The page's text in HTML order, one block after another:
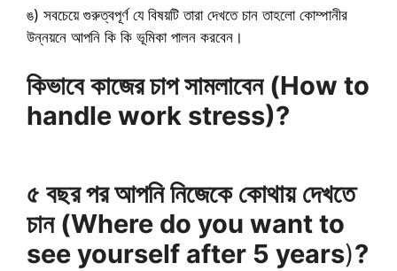
ঙ) সবচেয়ে গুরুত্বপূর্ণ যে বিষয়টি তারা দেখতে চান তাহলো কোম্পানীর
উন্নয়নে আপনি কি কি ভূমিকা পালন করবেন।
কিভাবে কাজের চাপ সামলাবেন (How to
handle work stress)?
৫ বছর পর আপনি নিজেকে কোথায় দেখতে
চান (Where do you want to
see yourself after 5 years)?